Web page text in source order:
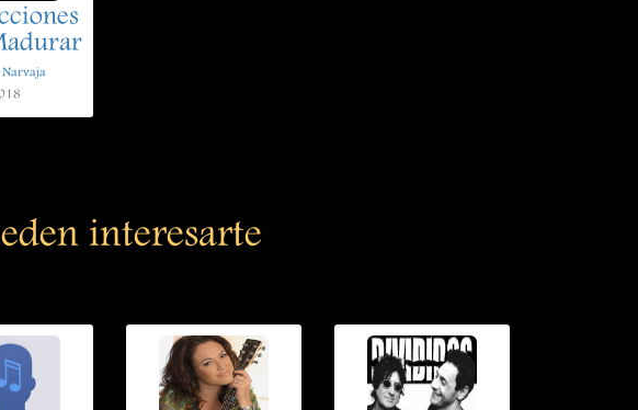
Narvaja
interesarte